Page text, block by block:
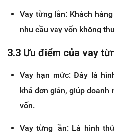
Vay từng lần: Khách
nhu cầu vay vốn không
3.3 Ưu điểm của vay
Vay hạn mức: Đây là
khá đơn giản, giúp doanh
vốn.
Vay từng lần: Là hình